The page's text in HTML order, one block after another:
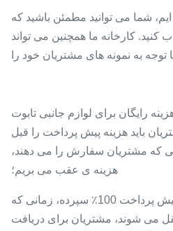
7 ساله بوده ایم، شما می توانید مطمئن باشید که
کنید. کارخانه ما همچنین می تواند
به نمونه های مشتریان خود را
هزینه رایگان برای لوازم جانبی تابوت
باید هزینه پیش پرداخت را قبل
که مشتریان سفارش را می دهند،
هزینه ی عقب می بریم؛
2. برای حمل و نقل هوایی، پیش پرداخت 100٪ سپرده، زمانی که
می شوند، مشتریان برای دریافت